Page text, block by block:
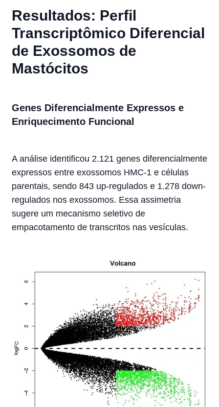
Resultados: Perfil
Transcriptômico Diferencial
de Exossomos de
Mastócitos
Genes Diferencialmente Expressos e
Enriquecimento Funcional
A análise identificou 2.121 genes diferencialmente
expressos entre exossomos HMC-1 e células
parentais, sendo 843 up-regulados e 1.278 down-
regulados nos exossomos. Essa assimetria
sugere um mecanismo seletivo de
empacotamento de transcritos nas vesículas.